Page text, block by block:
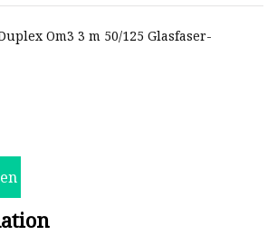
Om3 3 m 50/125 Glasfaser-